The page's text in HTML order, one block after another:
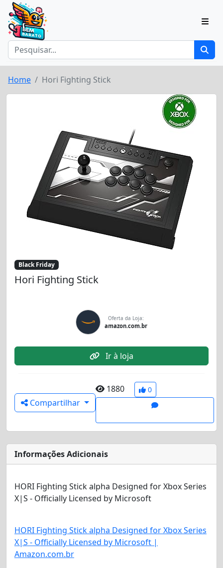
Home Hori Fighting Stick
Black Friday
Hori Fighting Stick
Oferta da Loja:
amazon.com.br
Ir à loja
Compartilhar
1880 0
Informações Adicionais
HORI Fighting Stick alpha Designed for Xbox Series
X|S - Officially Licensed by Microsoft​
HORI Fighting Stick alpha Designed for Xbox Series
X|S - Officially Licensed by Microsoft |
Amazon.com.br